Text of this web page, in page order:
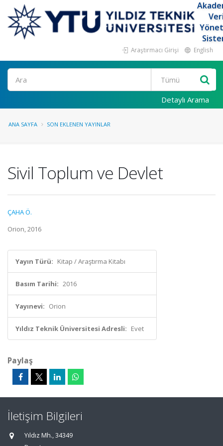
Araştırmacı Girişi English
Ara
Detaylı Arama
ANA SAYFA SON EKLENEN YAYINLAR
Sivil Toplum ve Devlet
ÇAHA Ö.
Orion, 2016
Yayın Türü: Kitap / Araştırma Kitabı
Basım Tarihi: 2016
Yayınevi: Orion
Yıldız Teknik Üniversitesi Adresli: Evet
Paylaş
İletişim Bilgileri
Yıldız Mh., 34349